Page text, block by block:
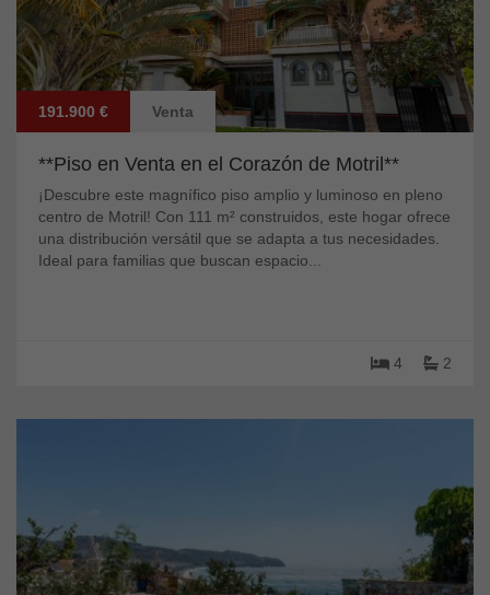
191.900 € Venta
**Piso en Venta en el Corazón de Motril**
¡Descubre este magnífico piso amplio y luminoso en pleno
centro de Motril! Con 111 m² construidos, este hogar ofrece
una distribución versátil que se adapta a tus necesidades.
Ideal para familias que buscan espacio...
4 2